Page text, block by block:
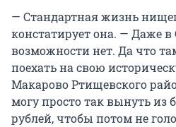
— Стандартная жизнь
констатирует она. — Даже в
возможности нет. Да что
поехать на свою
Макарово Ртищевского
могу просто так вынуть из
рублей, чтобы потом не